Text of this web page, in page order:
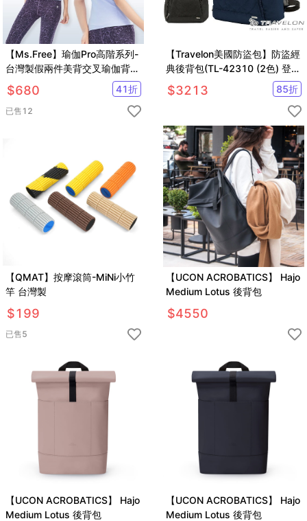
【Ms.Free】瑜伽Pro高階系列-
台灣製假兩件美背交叉瑜伽背心
(2色任選)
$680 41折
已售 12
【Travelon美國防盜包】防盜經
典後背包(TL-42310 (2色) 登山
屋
$3213 85折
【QMAT】按摩滾筒-MiNi小竹
竿 台灣製
$199
已售5
【UCON ACROBATICS】 Hajo
Medium Lotus 後背包
$4550
【UCON ACROBATICS】 Hajo
Medium Lotus 後背包
【UCON ACROBATICS】 Hajo
Medium Lotus 後背包